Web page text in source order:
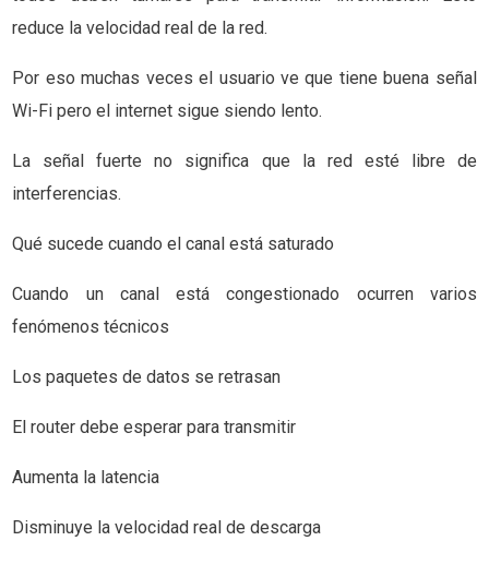
reduce la velocidad real de la red.
Por eso muchas veces el usuario ve que tiene buena señal
Wi-Fi pero el internet sigue siendo lento.
La señal fuerte no significa que la red esté libre de
interferencias.
Qué sucede cuando el canal está saturado
Cuando un canal está congestionado ocurren varios
fenómenos técnicos
Los paquetes de datos se retrasan
El router debe esperar para transmitir
Aumenta la latencia
Disminuye la velocidad real de descarga